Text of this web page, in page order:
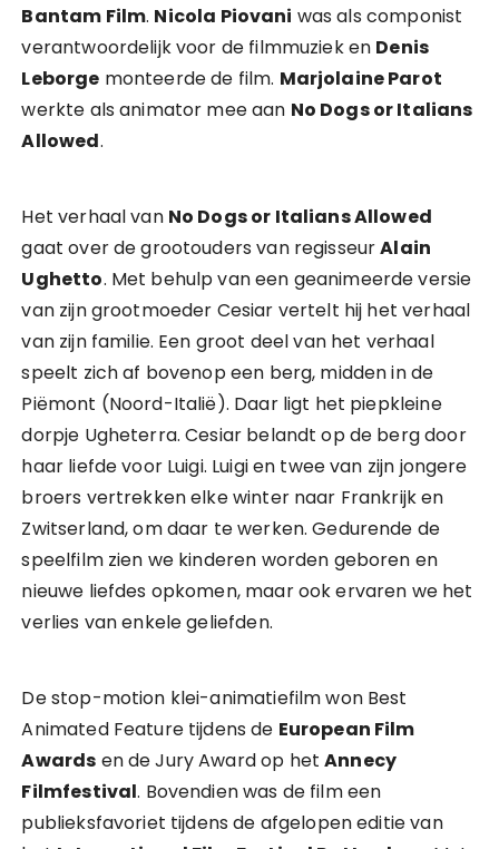
Bantam Film. Nicola Piovani was als componist
verantwoordelijk voor de filmmuziek en Denis
Leborge monteerde de film. Marjolaine Parot
werkte als animator mee aan No Dogs or Italians
Allowed.
Het verhaal van No Dogs or Italians Allowed
gaat over de grootouders van regisseurAlain
Ughetto. Met behulp van een geanimeerde versie
van zijn grootmoeder Cesiar vertelt hij het verhaal
van zijn familie. Een groot deel van het verhaal
speelt zich af bovenop een berg, midden in de
Piëmont (Noord-Italië). Daar ligt het piepkleine
dorpje Ugheterra. Cesiar belandt op de berg door
haar liefde voor Luigi. Luigi en twee van zijn jongere
broers vertrekken elke winter naar Frankrijk en
Zwitserland, om daar te werken. Gedurende de
speelfilm zien we kinderen worden geboren en
nieuwe liefdes opkomen, maar ook ervaren we het
verlies van enkele geliefden.
De stop-motion klei-animatiefilm won Best
Animated Feature tijdens de European Film
Awards en de Jury Award op hetAnnecy
Filmfestival. Bovendien was de film een
publieksfavoriet tijdens de afgelopen editie van